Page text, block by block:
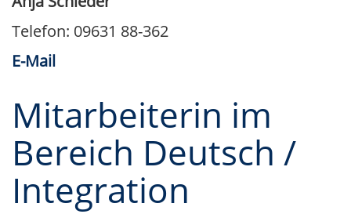
Telefon: 09631 88-362
E-Mail
Mitarbeiterin im
Bereich Deutsch /
Integration